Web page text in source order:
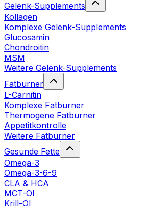
Gelenk-Supplements
Kollagen
Komplexe Gelenk-Supplements
Glucosamin
Chondroitin
MSM
Weitere Gelenk-Supplements
Fatburner
L-Carnitin
Komplexe Fatburner
Thermogene Fatburner
Appetitkontrolle
Weitere Fatburner
Gesunde Fette
Omega-3
Omega-3-6-9
CLA & HCA
MCT-Öl
Krill-Öl